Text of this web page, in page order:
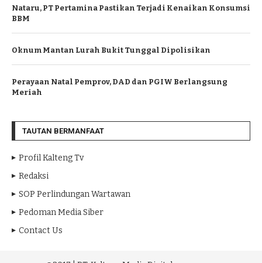
Nataru, PT Pertamina Pastikan Terjadi Kenaikan Konsumsi
BBM
Oknum Mantan Lurah Bukit Tunggal Dipolisikan
Perayaan Natal Pemprov, DAD dan PGIW Berlangsung
Meriah
TAUTAN BERMANFAAT
Profil Kalteng Tv
Redaksi
SOP Perlindungan Wartawan
Pedoman Media Siber
Contact Us